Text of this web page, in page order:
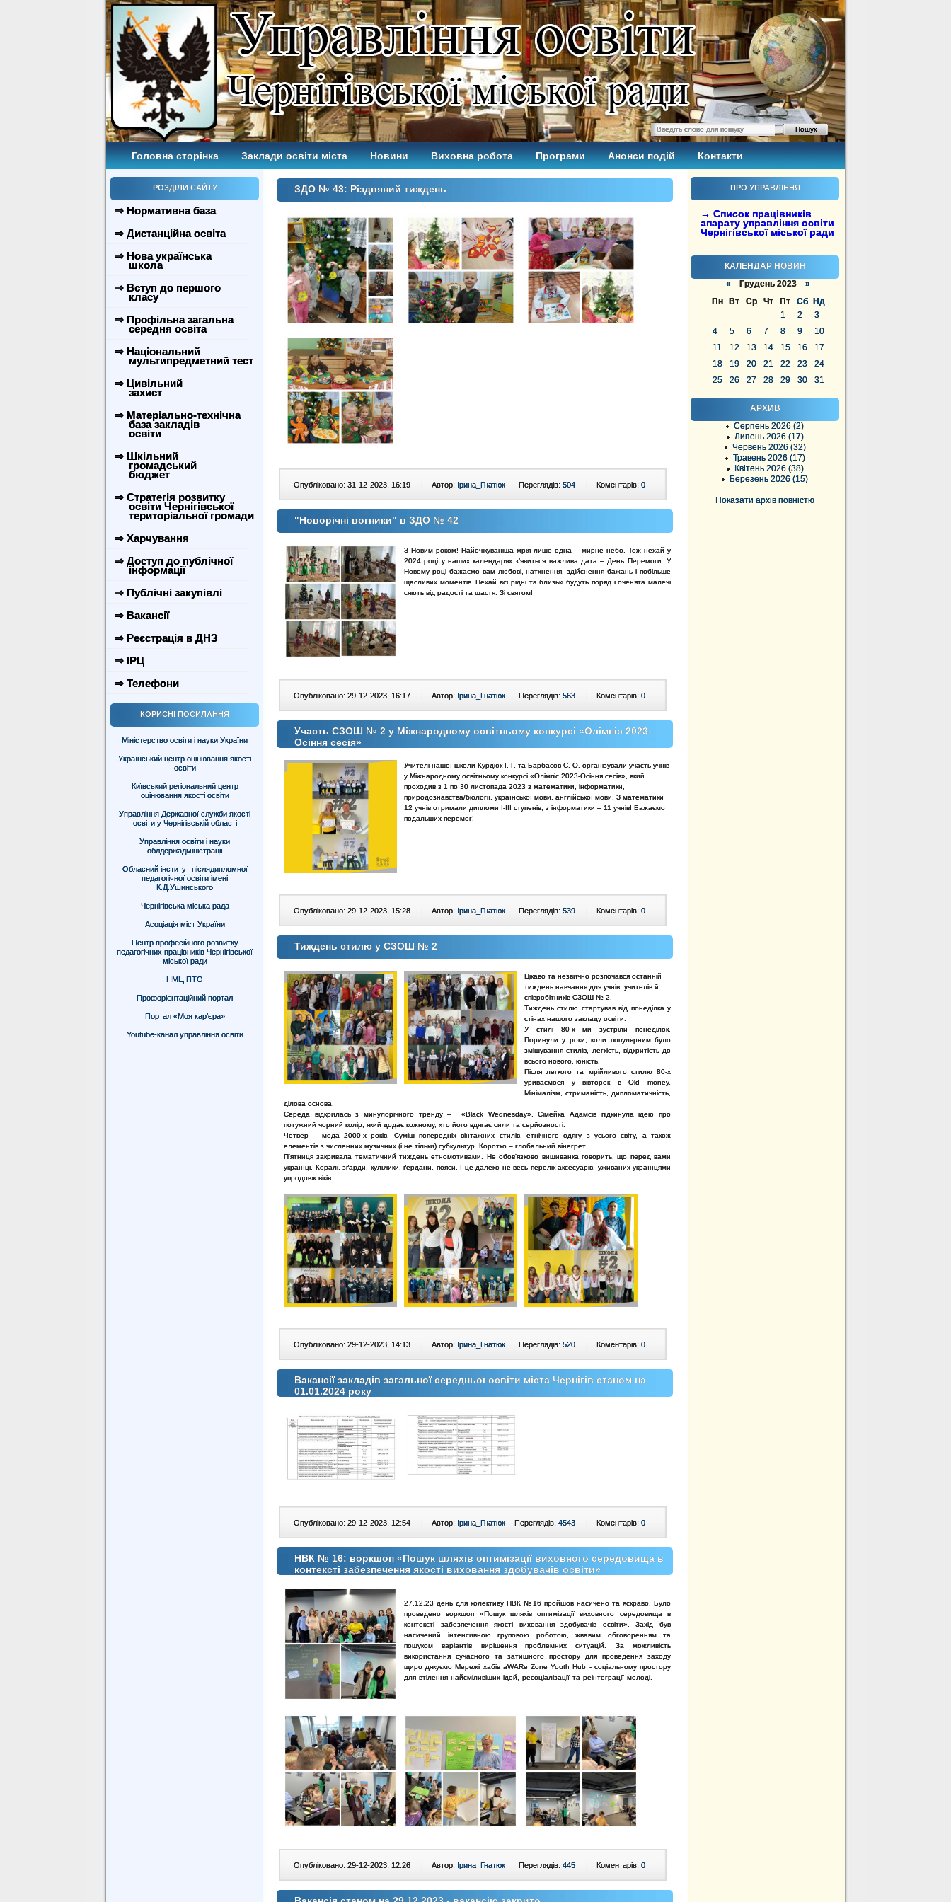
Головна сторінка Заклади освіти міста Новини Виховна робота Програми Анонси подій Контакти
РОЗДІЛИ САЙТУ
⇒ Нормативна база
⇒ Дистанційна освіта
⇒ Нова українська
школа
⇒ Вступ до першого
класу
⇒ Профільна загальна
середня освіта
⇒ Національний
мультипредметний тест
⇒ Цивільний
захист
⇒ Матеріально-технічна
база закладів
освіти
⇒ Шкільний
громадський
бюджет
⇒ Стратегія розвитку
освіти Чернігівської
територіальної громади
⇒ Харчування
⇒ Доступ до публічної
інформації
⇒ Публічні закупівлі
⇒ Вакансії
⇒ Реєстрація в ДНЗ
⇒ ІРЦ
⇒ Телефони
КОРИСНІ ПОСИЛАННЯ
Міністерство освіти і науки України
Український центр оцінювання якості
освіти
Київський регіональний центр
оцінювання якості освіти
Управління Державної служби якості
освіти у Чернігівській області
Управління освіти і науки
облдержадміністрації
Обласний інститут післядипломної
педагогічної освіти імені
К.Д.Ушинського
Чернігівська міська рада
Асоціація міст України
Центр професійного розвитку
педагогічних працівників Чернігівської
міської ради
НМЦ ПТО
Профорієнтаційний портал
Портал «Моя кар’єра»
Youtube-канал управління освіти
ПРО УПРАВЛІННЯ
→ Список працівників
апарату управління освіти
Чернігівської міської ради
КАЛЕНДАР НОВИН
« Грудень 2023 »
Пн
Вт Ср Чт Пт Сб
Нд
1
2
3
4
5 6 7 8 9
10
11
12 13 14 15 16
17
18
19 20 21 22 23
24
25
26 27 28 29 30 31
АРХИВ
Серпень 2026 (2)
Липень 2026 (17)
Червень 2026 (32)
Травень 2026 (17)
Квітень 2026 (38)
Березень 2026 (15)
Показати архів повністю
ЗДО № 43: Різдвяний тиждень
Опубліковано: 31-12-2023, 16:19 | Автор: Ірина_Гнатюк Коментарів: 0
Переглядів: 504 |
"Новорічні вогники" в ЗДО № 42
З Новим роком! Найочікуваніша мрія лише одна – мирне небо. Тож нехай у
2024 році у наших календарях з’явиться важлива дата – День Перемоги. У
Новому році бажаємо вам любові, натхнення, здійснення бажань і побільше
щасливих моментів. Нехай всі рідні та близькі будуть поряд і оченята малечі
сяють від радості та щастя. Зі святом!
Опубліковано: 29-12-2023, 16:17 | Автор: Ірина_Гнатюк Коментарів: 0
Переглядів: 563 |
Участь СЗОШ № 2 у Міжнародному освітньому конкурсі «Олімпіс 2023-
Осіння сесія»
Учителі нашої школи Курдюк І. Г. та Барбасов С. О. організували участь учнів
у Міжнародному освітньому конкурсі «Олімпіс 2023-Осіння сесія», який
проходив з 1 по 30 листопада 2023 з математики, інформатики,
природознавства/біології, української мови, англійської мови. З математики
12 учнів отримали дипломи І-ІІІ ступенів, з інформатики – 11 учнів! Бажаємо
подальших перемог!
Опубліковано: 29-12-2023, 15:28 | Автор: Ірина_Гнатюк Коментарів: 0
Переглядів: 539 |
Тиждень стилю у СЗОШ № 2
Цікаво та незвично розпочався останній
тиждень навчання для учнів, учителів й
співробітників СЗОШ № 2.
Тиждень стилю стартував від понеділка у
стінах нашого закладу освіти.
У стилі 80-х ми зустріли понеділок.
Поринули у роки, коли популярним було
змішування стилів, легкість, відкритість до
всього нового, юність.
Після легкого та мрійливого стилю 80-х
уриваємося у вівторок в Old money.
Мінімалізм, стриманість, дипломатичність,
ділова основа.
Середа відкрилась з минулорічного тренду – «Black Wednesday» . Сімейка Адамсів підкинула ідею про
потужний чорний колір, який додає кожному, хто його вдягає сили та серйозності.
Четвер – мода 2000-х років. Суміш попередніх вінтажних стилів, етнічного одягу з усього світу, а також
елементів з численних музичних (і не тільки) субкультур. Коротко – глобальний вінегрет.
П'ятниця закривала тематичний тиждень етномотивами. Не обов'язково вишиванка говорить, що перед вами
українці. Коралі, зґарди, кульчики, ґердани, пояси. І це далеко не весь перелік аксесуарів, уживаних українцями
упродовж віків.
Опубліковано: 29-12-2023, 14:13 | Автор: Ірина_Гнатюк Коментарів: 0
Переглядів: 520 |
Вакансії закладів загальної середньої освіти міста Чернігів станом на
01.01.2024 року
Опубліковано: 29-12-2023, 12:54 | Автор: Ірина_Гнатюк Коментарів: 0
Переглядів: 4543 |
НВК № 16: воркшоп «Пошук шляхів оптимізації виховного середовища в
контексті забезпечення якості виховання здобувачів освіти»
27.12.23 день для колективу НВК №16 пройшов насичено та яскраво. Було
проведено воркшоп «Пошук шляхів оптимізації виховного середовища в
контексті забезпечення якості виховання здобувачів освіти». Захід був
насичений інтенсивною груповою роботою, жвавим обговоренням та
пошуком варіантів вирішення проблемних ситуацій. За можливість
використання сучасного та затишного простору для проведення заходу
щиро дякуємо Мережі хабів aWARe Zone Youth Hub - соціальному простору
для втілення найсміливіших ідей, ресоціалізації та реінтеграції молоді.
Опубліковано: 29-12-2023, 12:26 | Автор: Ірина_Гнатюк Коментарів: 0
Переглядів: 445 |